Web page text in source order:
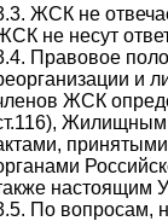
ЖСК не
не несут
Правовое
и
ЖСК
Жилищным
настоящим
По вопросам,